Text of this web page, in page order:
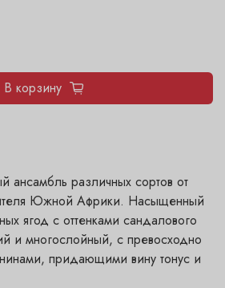
В корзину
ансамбль различных сортов от
Южной Африки. Насыщенный
ягод с оттенками сандалового
и многослойный, с превосходно
придающими вину тонус и